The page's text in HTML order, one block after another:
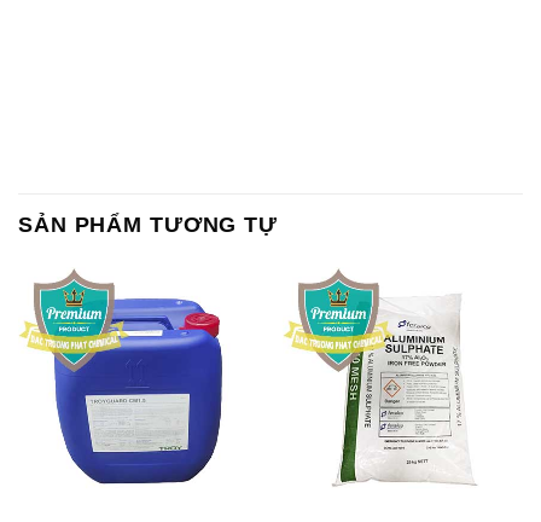
SẢN PHẨM TƯƠNG TỰ